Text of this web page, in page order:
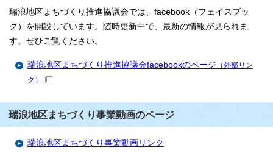
瑞浪地区まちづくり推進協議会では、facebook（フェイスブッ
ク）を開設しています。随時更新中で、最新の情報が見られま
す。ぜひご覧ください。
瑞浪地区まちづくり推進協議会facebookのページ （外部リン
ク）
瑞浪地区まちづくり事業動画のページ
瑞浪地区まちづくり事業動画リンク